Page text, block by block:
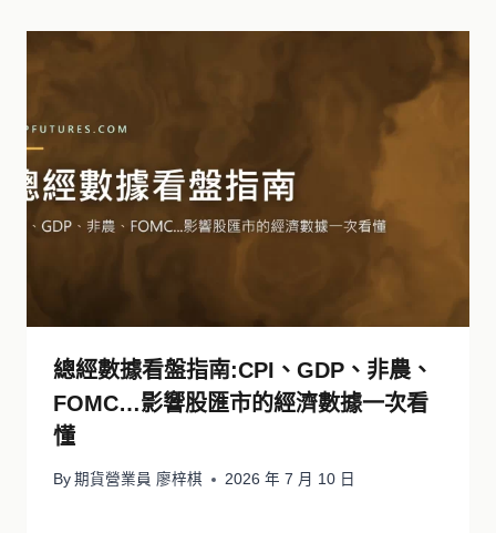
總經數據看盤指南:CPI、GDP、非農、
FOMC…影響股匯市的經濟數據一次看
懂
By 期貨營業員 廖梓棋 2026 年 7 月 10 日